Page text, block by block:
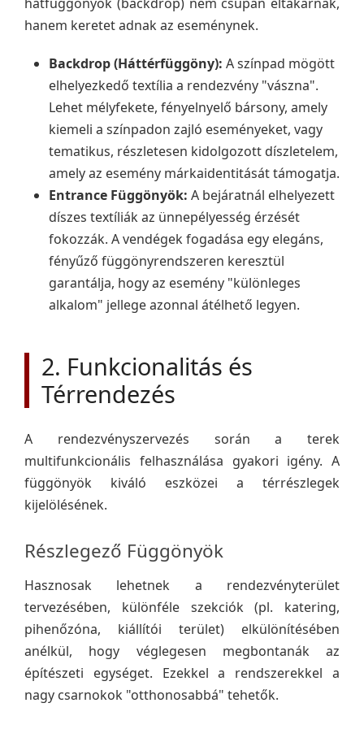
hanem keretet adnak az eseménynek.
Backdrop (Háttérfüggöny): A színpad mögött
elhelyezkedő textília a rendezvény "vászna".
Lehet mélyfekete, fényelnyelő bársony, amely
kiemeli a színpadon zajló eseményeket, vagy
tematikus, részletesen kidolgozott díszletelem,
amely az esemény márkaidentitását támogatja.
Entrance Függönyök: A bejáratnál elhelyezett
díszes textíliák az ünnepélyesség érzését
fokozzák. A vendégek fogadása egy elegáns,
fényűző függönyrendszeren keresztül
garantálja, hogy az esemény "különleges
alkalom" jellege azonnal átélhető legyen.
2. Funkcionalitás és
Térrendezés
A rendezvényszervezés során a terek
multifunkcionális felhasználása gyakori igény. A
függönyök kiváló eszközei a térrészlegek
kijelölésének.
Részlegező Függönyök
Hasznosak lehetnek a rendezvényterület
tervezésében, különféle szekciók (pl. katering,
pihenőzóna, kiállítói terület) elkülönítésében
anélkül, hogy véglegesen megbontanák az
építészeti egységet. Ezekkel a rendszerekkel a
nagy csarnokok "otthonosabbá" tehetők.